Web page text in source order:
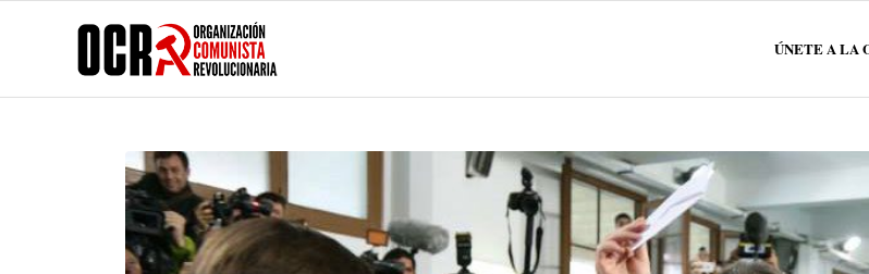
ÚNETE A LA